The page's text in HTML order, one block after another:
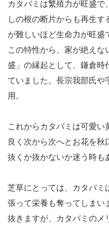
カタバミは繁殖力が旺盛
しの根の断片からも再生
が難しいほど生命力が旺盛
この特性から、家が絶えな
盛」の縁起として、鎌倉時
ていました。長宗我部氏や
用。
これからカタバミは可愛い
良く次から次へとお花を秋
抜くか抜かないか迷う時も
芝草にとっては、カタバミ
張って栄養も奪ってしまい
抜きますが、カタバミのメ